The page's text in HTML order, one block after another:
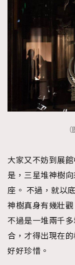
大家又不妨到展
是，三星堆神樹
座。 不過，就以
神樹真身有幾壯
不過是一堆兩千
合，才得出現在
好好珍惜。